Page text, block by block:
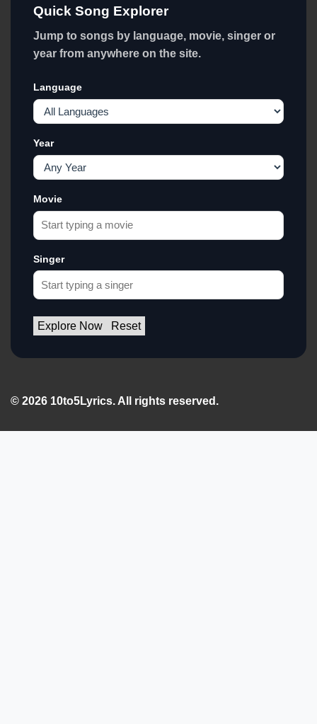
Quick Song Explorer
Jump to songs by language, movie, singer or
year from anywhere on the site.
Language
Year
Movie
Singer
Explore Now Reset
© 2026 10to5Lyrics. All rights reserved.